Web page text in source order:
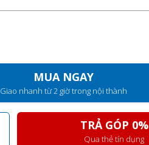
MUA NGAY
Giao nhanh từ 2 giờ trong nội thành
TRẢ GÓP 0%
Qua thẻ tín dụng